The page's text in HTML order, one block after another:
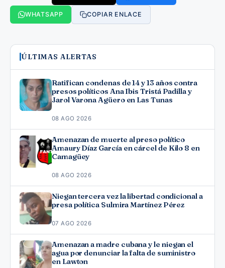
WHATSAPP COPIAR ENLACE
ÚLTIMAS ALERTAS
Ratifican condenas de 14 y 13 años contra
presos políticos Ana Ibis Tristá Padilla y
Jarol Varona Agüero en Las Tunas
08 AGO 2026
Amenazan de muerte al preso político
Amaury Díaz García en cárcel de Kilo 8 en
Camagüey
08 AGO 2026
Niegan tercera vez la libertad condicional a
presa política Sulmira Martínez Pérez
07 AGO 2026
Amenazan a madre cubana y le niegan el
agua por denunciar la falta de suministro
en Lawton